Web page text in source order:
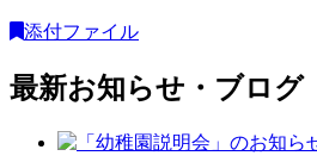
添付ファイル
最新お知らせ・ブログ